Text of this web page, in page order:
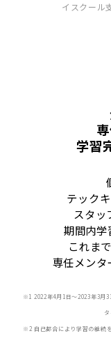
イスクール
学習
テック
スタッ
期間内
これま
専任メンタ
※1 2022年4月1日〜2023年3月
※2 自己都合により学習の継続